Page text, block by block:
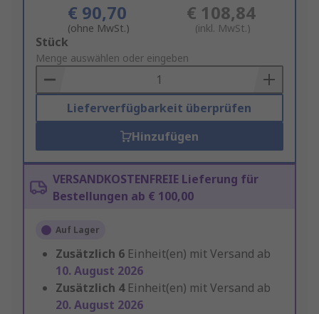
€ 90,70
(ohne MwSt.)
€ 108,84
(inkl. MwSt.)
Add
to
Basket
Stück
Menge auswählen oder eingeben
Lieferverfügbarkeit überprüfen
Hinzufügen
VERSANDKOSTENFREIE Lieferung für
Bestellungen ab € 100,00
Auf Lager
Zusätzlich 6 Einheit(en) mit Versand ab
10. August 2026
Zusätzlich 4 Einheit(en) mit Versand ab
20. August 2026